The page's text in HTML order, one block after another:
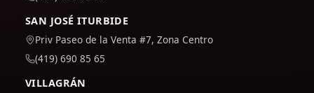
SAN JOSÉ ITURBIDE
Priv Paseo de la Venta #7, Zona Centro
(419) 690 85 65
VILLAGRÁN